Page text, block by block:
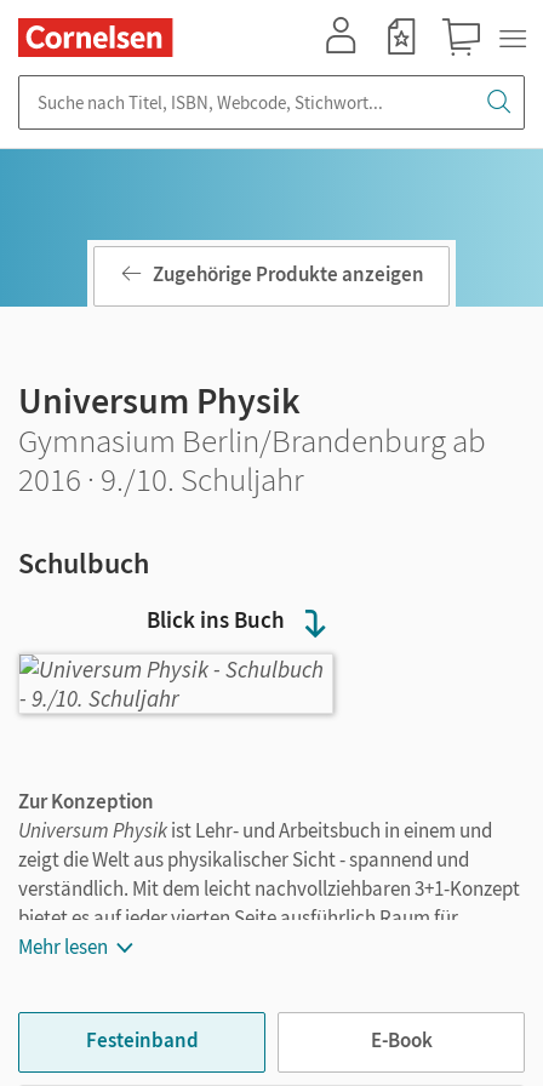
Blick ins Buch
Zugehörige Produkte anzeigen
Universum Physik
Gymnasium Berlin/Brandenburg ab
2016 · 9./10. Schuljahr
Schulbuch
Zur Konzeption
Universum Physikist Lehr- und Arbeitsbuch in einem und
zeigt die Welt aus physikalischer Sicht - spannend und
verständlich. Mit dem leicht nachvollziehbaren 3+1-Konzept
bietet es auf jeder vierten Seite ausführlich Raum für
selbstständiges Experimentieren, Üben und Anwenden. So
gleichzeitig werden die typischen naturwissenschaftlichen
Mehr lesen
Festeinband E-Book